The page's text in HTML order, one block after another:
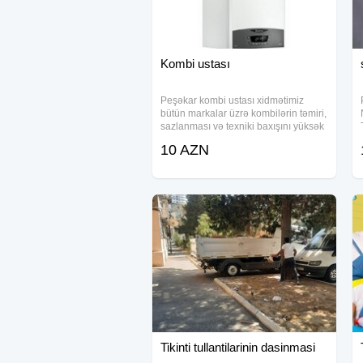
Kombi ustası
Peşəkar kombi ustası xidmətimiz
bütün markalar üzrə kombilərin təmiri,
sazlanması və texniki baxışını yüksək
Demirdöküm, ECA, Emko, Airfel,
10 AZN
Tikinti tullantilarinin dasinmasi